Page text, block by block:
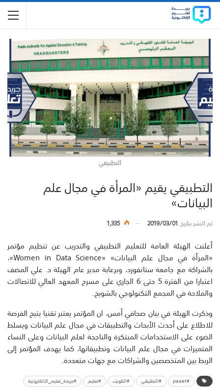
التطبيقي
التطبيقي يقيم «المرأة في مجال علم
البيانات»
تم النشر بتاريخ 2019/03/01
1,335
أعلنت الهيئة العامة للتعليم التطبيقي والتدريب عن تنظيم مؤتمر
«المرأة في مجال علم البيانات» «Women in Data Science»،
بالشراكة مع جامعة ستانفورد، وبرعاية مدير عام الهيئة د. علي المضف
اعتبارا من الفترة 5 حتى 6 الجاري على مسرح المعهد العالي للاتصالات
والملاحة في المجمع التكنولوجي بالشويخ.
وذكرت الهيئة في بيان صحافي أمس، ان المؤتمر يعتبر تقنيا يتيح الفرصة
للاطلاع على أحدث الأبحاث والتطبيقات في مجال علم البيانات ويسلط
الضوء على الاستخدامات المبتكرة والناجحة لعلم البيانات وعلى النساء
المتميزات في مجال علم البيانات وتطبيقاتها، كما يهدف المؤتمر إلى
الربط بين المتخصصين والشراكات مع جهات متعددة.
#paaet #التطبيقي #الكويت #تعليم #جريدة_تعليم_الالكترونية